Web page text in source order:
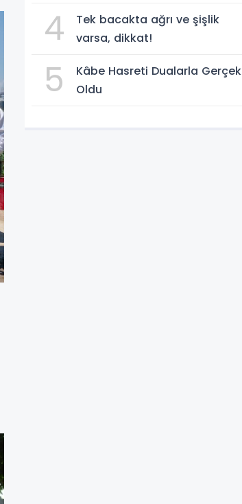
4
Tek bacakta ağrı ve şişlik
varsa, dikkat!
5
Kâbe Hasreti Dualarla Gerçek
Oldu